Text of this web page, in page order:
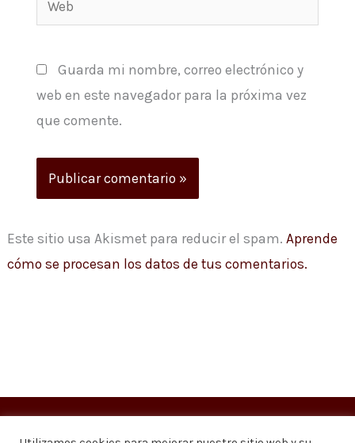
Guarda mi nombre, correo electrónico y
web en este navegador para la próxima vez
que comente.
Este sitio usa Akismet para reducir el spam.Aprende
cómo se procesan los datos de tus comentarios.
Copyright © 2026Visión 20/20 Noticias